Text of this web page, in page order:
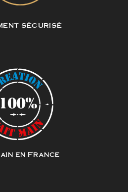
sécurisé
en France